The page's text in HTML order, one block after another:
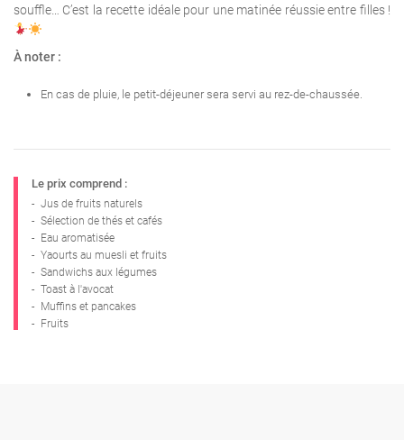
souffle… C’est la recette idéale pour une matinée réussie entre filles !
À noter :
En cas de pluie, le petit-déjeuner sera servi au rez-de-chaussée.
Le prix comprend :
- Jus de fruits naturels
- Sélection de thés et cafés
- Eau aromatisée
- Yaourts au muesli et fruits
- Sandwichs aux légumes
- Toast à l'avocat
- Muffins et pancakes
- Fruits